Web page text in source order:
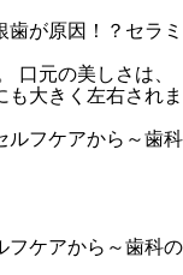
歯が原因！？セラミ
口元の美しさは、
大きく左右されま
フケアから～歯科の